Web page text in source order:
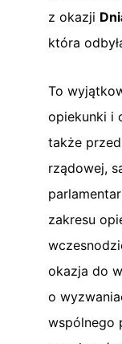
z okazji
która
To
opiekunki i
także
rządowej,
zakresu
okazja do
o
wspólnego